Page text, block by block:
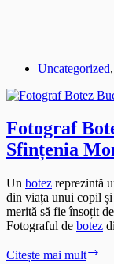
Uncategorized,
Fotograf
Sfințenia
Un botez reprezintă
din viața unui copil
merită să fie însoțit
Fotograful de botez
Citește mai mult